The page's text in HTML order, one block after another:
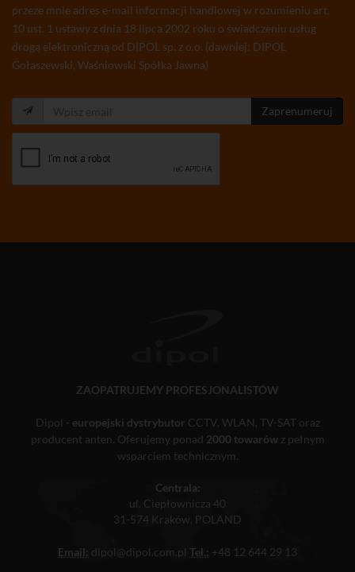
przeze mnie adres e-mail informacji handlowej w rozumieniu art.
10 ust. 1 ustawy z dnia 18 lipca 2002 roku o świadczeniu usług
drogą elektroniczną od DIPOL sp. z o.o. (dawniej: DIPOL
Gołaszewski, Waśniowski Spółka Jawna)
Zaprenumeruj
ZAOPATRUJEMY PROFESJONALISTÓW
Dipol - europejski dystrybutor CCTV, WLAN, TV-SAT oraz
producent anten. Oferujemy ponad 2000 towarówz pełnym
wsparciem technicznym.
Centrala:
ul. Ciepłownicza 40
31-574 Kraków, POLAND
Email: dipol@dipol.com.pl Tel.: +48 12 644 29 13